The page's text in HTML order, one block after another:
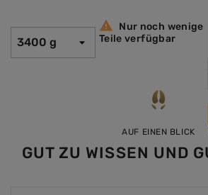

Nur noch wenige
Teile verfügbar
AUF EINEN BLICK
GUT ZU WISSEN UND